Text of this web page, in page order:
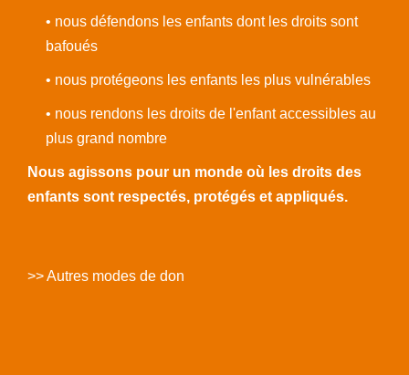
• nous défendons les enfants dont les droits sont
bafoués
• nous protégeons les enfants les plus vulnérables
• nous rendons les droits de l'enfant accessibles au
plus grand nombre
Nous agissons pour un monde où les droits des
enfants sont respectés, protégés et appliqués.
>> Autres modes de don